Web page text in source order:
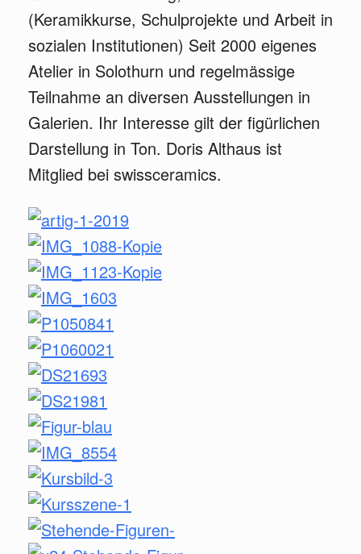
(Keramikkurse, Schulprojekte und Arbeit in
sozialen Institutionen) Seit 2000 eigenes
Atelier in Solothurn und regelmässige
Teilnahme an diversen Ausstellungen in
Galerien. Ihr Interesse gilt der figürlichen
Darstellung in Ton. Doris Althaus ist
Mitglied bei swissceramics.